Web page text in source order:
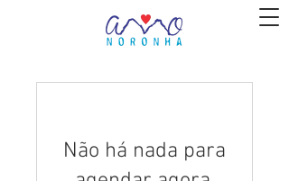
Não há nada para